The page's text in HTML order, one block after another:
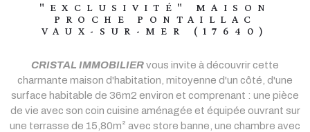
"EXCLUSIVITÉ" MAISON
PROCHE PONTAILLAC
VAUX-SUR-MER (17640)
CRISTAL IMMOBILIERvous invite à découvrir cette
charmante maison d'habitation, mitoyenne d'un côté, d'une
surface habitable de 36m2 environ et comprenant : une pièce
de vie avec son coin cuisine aménagée et équipée ouvrant sur
une terrasse de 15,80m² avec store banne, une chambre avec